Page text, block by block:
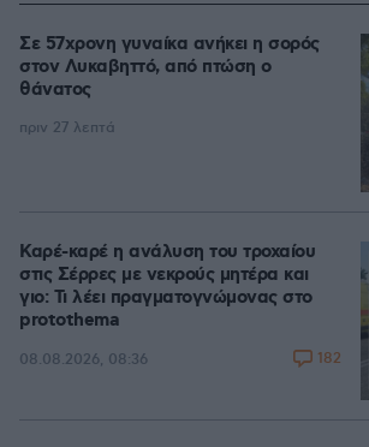
Σε 57χρονη γυναίκα ανήκει η σορός
στον Λυκαβηττό, από πτώση ο
θάνατος
πριν 27 λεπτά
Καρέ-καρέ η ανάλυση του τροχαίου
στις Σέρρες με νεκρούς μητέρα και
γιο: Τι λέει πραγματογνώμονας στο
protothema
08.08.2026, 08:36 182